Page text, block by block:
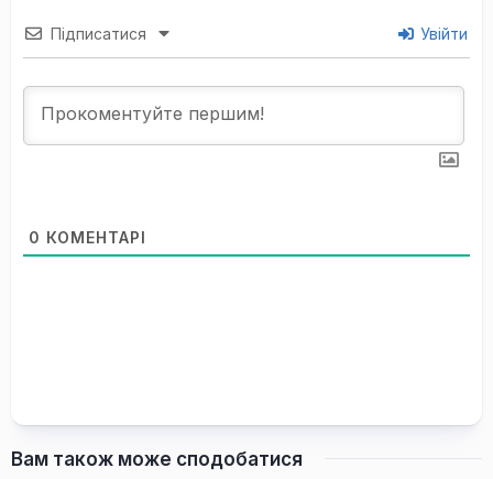
Підписатися Увійти
0 КОМЕНТАРІ
Вам також може сподобатися